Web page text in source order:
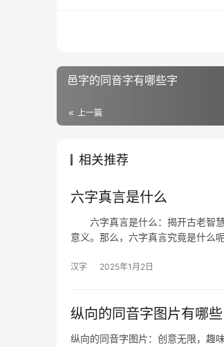
邑字的同音字有哪些字
上一篇
相关推荐
六字真言是什么
六字真言是什么：揭开古老智
意义。那么，六字真言究竟是什么
汉字 2025年1月2日
纵向的同音字图片有哪些
纵向的同音字图片：创意无限，